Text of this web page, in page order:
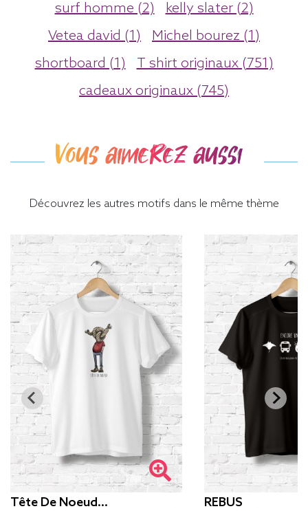
surf homme (2)
kelly slater (2)
Vetea david (1)
Michel bourez (1)
shortboard (1)
T shirt originaux (751)
cadeaux originaux (745)
Vous aimerez aussi
Découvrez les autres motifs dans le même thème
Tête De Noeud… REBUS